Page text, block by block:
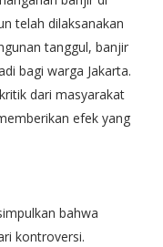
telah dilaksanakan
tanggul, banjir
bagi warga Jakarta.
dari masyarakat
efek yang
bahwa
kontroversi.